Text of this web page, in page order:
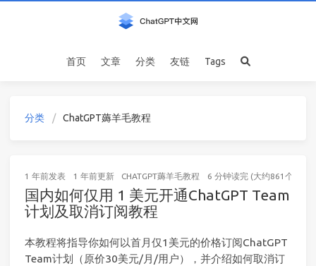
首页 文章 分类 友链 Tags
分类 ChatGPT薅羊毛教程
1 年前发表 1 年前更新 CHATGPT薅羊毛教程 6 分钟读完 (大约861个字)
国内如何仅用 1 美元开通ChatGPT Team
计划及取消订阅教程
本教程将指导你如何以首月仅1美元的价格订阅ChatGPT
Team计划（原价30美元/月/用户），并介绍如何取消订